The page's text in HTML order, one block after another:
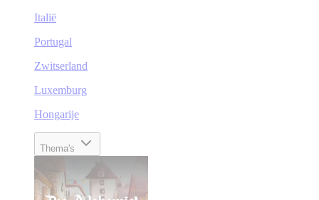
Italië
Portugal
Zwitserland
Luxemburg
Hongarije
Thema's